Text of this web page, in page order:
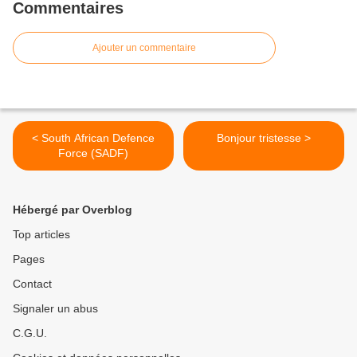
Commentaires
Ajouter un commentaire
< South African Defence
Force (SADF)
Bonjour tristesse >
Hébergé par Overblog
Top articles
Pages
Contact
Signaler un abus
C.G.U.